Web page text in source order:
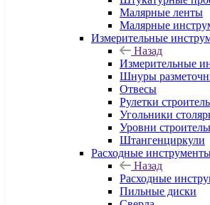
Малярные ленты
Малярные
Измерительные
Назад
Измерительные
Шнуры
Отвесы
Рулетки
Угольники
Уровни
Штангенциркули
Расходные
Назад
Расходные
Пильные диски